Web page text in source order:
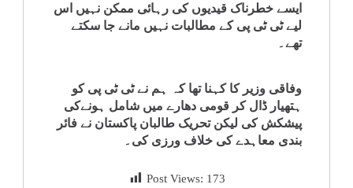
ایسے خطرناک قیدیوں کی رہائی ممکن نہیں اس
لیے ٹی ٹی پی کے مطالبات نہیں مانے جا سکتے
تھے۔
وفاقی وزیر کا کہنا تھا کہ ہم نے ٹی ٹی پی کو
ہتھیار ڈال کر قومی دھارے میں شامل ہونےکی
پیشکش کی لیکن تحریک طالبان پاکستان نے فائر
بندی معاہدے کی خلاف ورزی کی۔
Post Views: 173